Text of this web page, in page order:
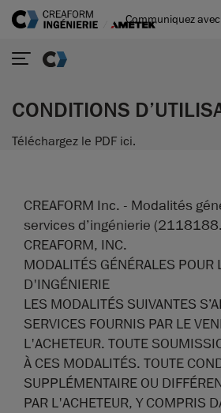
Communiquez
CONDITIONS
Téléchargez le PDF ici.
CREAFORM Inc. - Modalités
services d’ingénierie
CREAFORM, INC.
MODALITÉS GÉNÉRALES POUR
D'INGÉNIERIE
LES MODALITÉS SUIVANTES
SERVICES FOURNIS PAR LE
L'ACHETEUR. TOUTE
À CES MODALITÉS. TOUTE
SUPPLÉMENTAIRE OU
PAR L'ACHETEUR, Y COMPRIS